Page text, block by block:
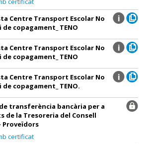
Centre Transport Escolar No
copagament_ TENO
Centre Transport Escolar No
copagament_ TENO
Centre Transport Escolar No
copagament_ TENO.
de transferència bancària per a
de la Tresoreria del Consell
Proveïdors
certificat